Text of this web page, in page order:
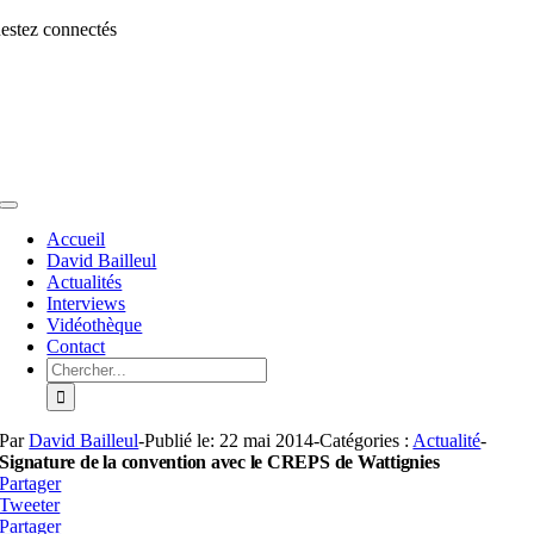
Allerconnectés
Toggle
NavigationAccueil
David Bailleul
Actualités
Interviews
Vidéothèque
Contact
Rechercher:
ParDavid Bailleul-Publié le: 22 mai 2014-Catégories : Actualité-
Signature de la convention avec le CREPS de Wattignies
Partager
Tweeter
Partager